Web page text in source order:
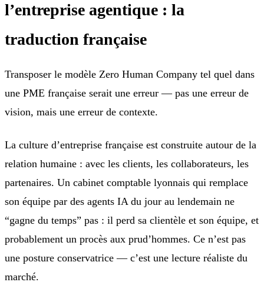
l’entreprise agentique : la
traduction française
Transposer le modèle Zero Human Company tel quel dans
une PME française serait une erreur — pas une erreur de
vision, mais une erreur de contexte.
La culture d’entreprise française est construite autour de la
relation humaine : avec les clients, les collaborateurs, les
partenaires. Un cabinet comptable lyonnais qui remplace
son équipe par des agents IA du jour au lendemain ne
“gagne du temps” pas : il perd sa clientèle et son équipe, et
probablement un procès aux prud’hommes. Ce n’est pas
une posture conservatrice — c’est une lecture réaliste du
marché.